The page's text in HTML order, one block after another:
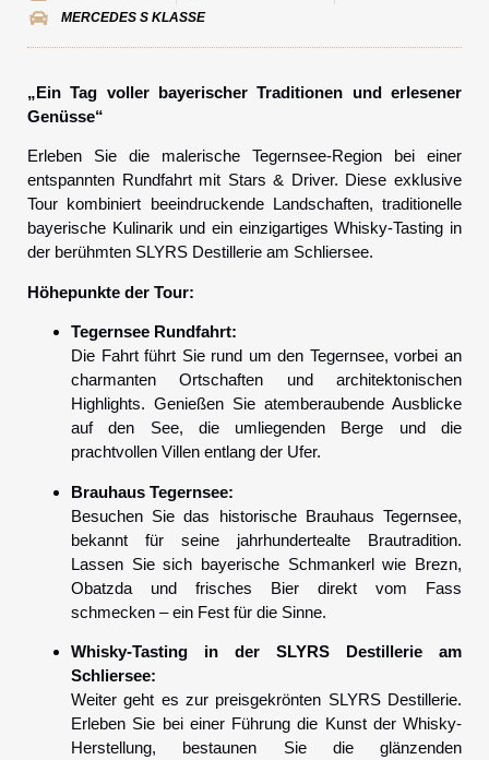
MERCEDES S KLASSE
„Ein Tag voller bayerischer Traditionen und erlesener
Genüsse“
Erleben Sie die malerische Tegernsee-Region bei einer
entspannten Rundfahrt mit Stars & Driver. Diese exklusive
Tour kombiniert beeindruckende Landschaften, traditionelle
bayerische Kulinarik und ein einzigartiges Whisky-Tasting in
der berühmten SLYRS Destillerie am Schliersee.
Höhepunkte der Tour:
Tegernsee Rundfahrt:
Die Fahrt führt Sie rund um den Tegernsee, vorbei an
charmanten Ortschaften und architektonischen
Highlights. Genießen Sie atemberaubende Ausblicke
auf den See, die umliegenden Berge und die
prachtvollen Villen entlang der Ufer.
Brauhaus Tegernsee:
Besuchen Sie das historische Brauhaus Tegernsee,
bekannt für seine jahrhundertealte Brautradition.
Lassen Sie sich bayerische Schmankerl wie Brezn,
Obatzda und frisches Bier direkt vom Fass
schmecken – ein Fest für die Sinne.
Whisky-Tasting in der SLYRS Destillerie am
Schliersee:
Weiter geht es zur preisgekrönten SLYRS Destillerie.
Erleben Sie bei einer Führung die Kunst der Whisky-
Herstellung, bestaunen Sie die glänzenden